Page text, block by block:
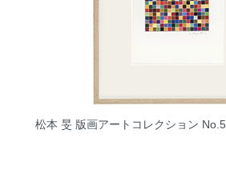
松本 旻 版画アートコレクション